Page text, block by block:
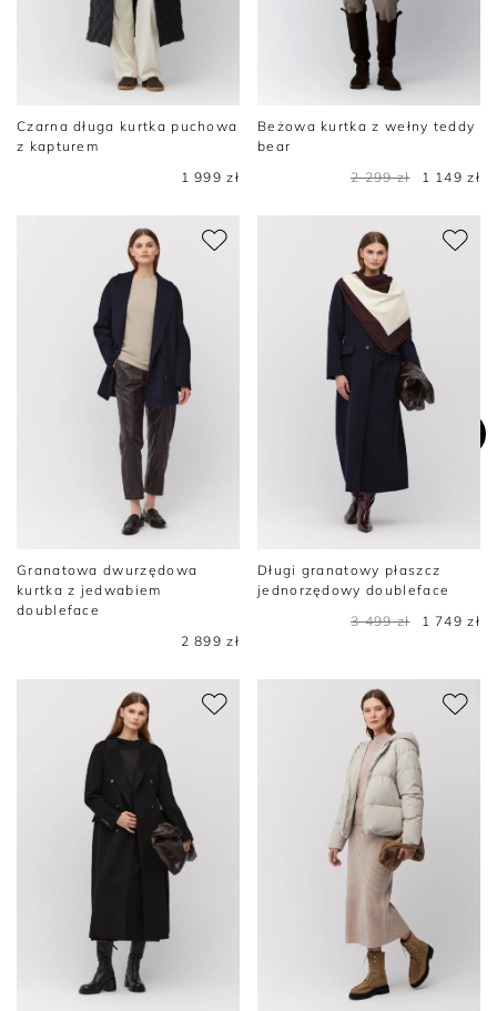
Czarna długa kurtka puchowa
z kapturem
1 999 zł
Beżowa kurtka z wełny teddy
bear
2 299 zł
1 149 zł
Granatowa dwurzędowa
kurtka z jedwabiem
doubleface
2 899 zł
Długi granatowy płaszcz
jednorzędowy doubleface
3 499 zł
1 749 zł